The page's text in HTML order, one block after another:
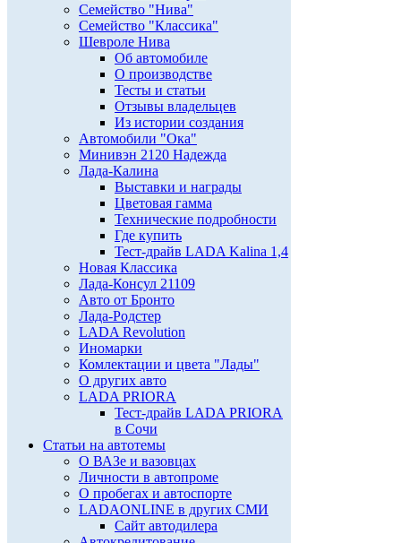
Семейство "Нива"
Семейство "Классика"
Шевроле Нива
Об автомобиле
О производстве
Тесты и статьи
Отзывы владельцев
Из истории создания
Автомобили "Ока"
Минивэн 2120 Надежда
Лада-Калина
Выставки и награды
Цветовая гамма
Технические подробности
Где купить
Тест-драйв LADA Kalina 1,4
Новая Классика
Лада-Консул 21109
Авто от Бронто
Лада-Родстер
LADA Revolution
Иномарки
Комлектации и цвета "Лады"
О других авто
LADA PRIORA
Тест-драйв LADA PRIORA
в Сочи
Статьи на автотемы
О ВАЗе и вазовцах
Личности в автопроме
О пробегах и автоспорте
LADAONLINE в других СМИ
Сайт автодилера